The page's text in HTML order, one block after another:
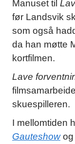
Manuset til
før Landsvik
som også
da han møtte
kortfilmen.
Lave
skuespilleren.
I mellomtiden
Gauteshowog